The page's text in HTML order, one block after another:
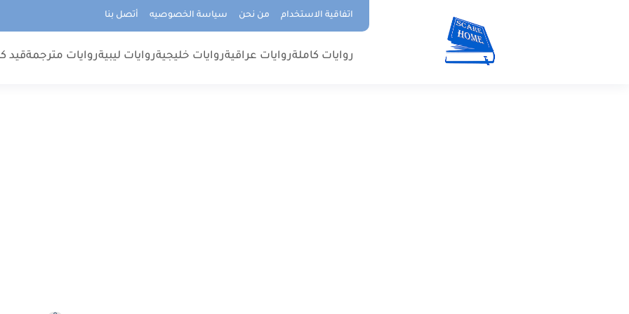
اتفاقية الاستخدام من نحن سياسة الخصوصيه أتصل بنا
روايات كاملةروايات عراقيةروايات خليجيةروايات ليبيةروايات مترجمةقيد